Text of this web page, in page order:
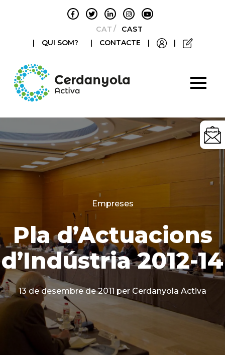
CATALÀCASTELLANO
|
QUI SOM? | CONTACTE | |
Categories
Empreses
Pla d’Actuacions
d’Indústria 2012-14
13 de desembre de 2011 per Cerdanyola Activa